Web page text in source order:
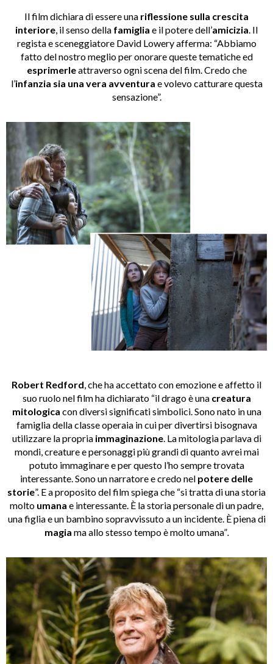
Il film dichiara di essere una riflessione sulla crescita
interiore , il senso della famiglia e il potere dell’amicizia . Il
regista e sceneggiatore David Lowery afferma: “Abbiamo
fatto del nostro meglio per onorare queste tematiche ed
esprimerleattraverso ogni scena del film. Credo che
l’infanzia sia una vera avventura e volevo catturare questa
sensazione”.
Robert Redford, che ha accettato con emozione e affetto il
suo ruolo nel film ha dichiarato “il drago è una creatura
mitologica con diversi significati simbolici. Sono nato in una
famiglia della classe operaia in cui per divertirsi bisognava
utilizzare la propria immaginazione. La mitologia parlava di
mondi, creature e personaggi più grandi di quanto avrei mai
potuto immaginare e per questo l’ho sempre trovata
interessante. Sono un narratore e credo nel potere delle
storie”. E a proposito del film spiega che “si tratta di una storia
molto umana e interessante. È la storia personale di un padre,
una figlia e un bambino sopravvissuto a un incidente. È piena di
magia ma allo stesso tempo è molto umana”.